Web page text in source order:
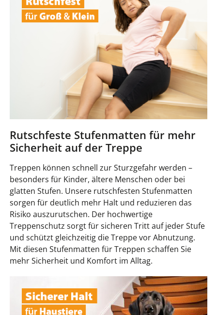
Rutschfeste Stufenmatten für mehr
Sicherheit auf der Treppe
Treppen können schnell zur Sturzgefahr werden –
besonders für Kinder, ältere Menschen oder bei
glatten Stufen. Unsere rutschfesten Stufenmatten
sorgen für deutlich mehr Halt und reduzieren das
Risiko auszurutschen. Der hochwertige
Treppenschutz sorgt für sicheren Tritt auf jeder Stufe
und schützt gleichzeitig die Treppe vor Abnutzung.
Mit diesen Stufenmatten für Treppen schaffen Sie
mehr Sicherheit und Komfort im Alltag.